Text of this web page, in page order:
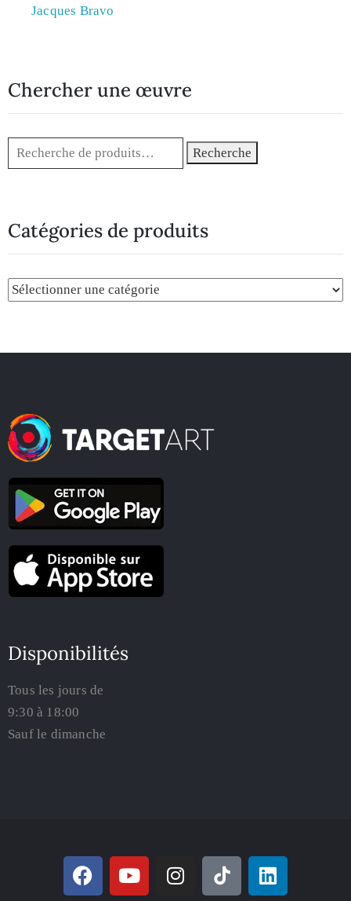
Jacques Bravo
Chercher une œuvre
Recherche
Catégories de produits
Disponibilités
Tous les jours de
9:30 à 18:00
Sauf le dimanche